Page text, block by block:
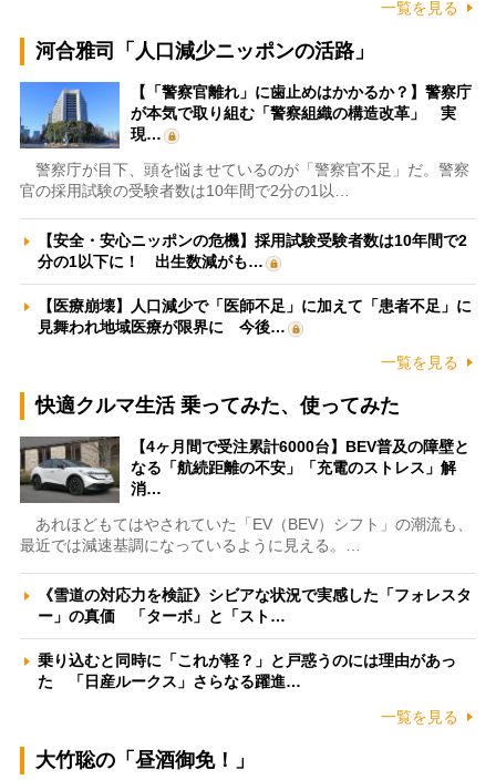
一覧を見る
河合雅司「人口減少ニッポンの活路」
【「警察官離れ」に歯止めはかかるか？】警察庁
が本気で取り組む「警察組織の構造改革」 実
現…
警察庁が目下、頭を悩ませているのが「警察官不足」だ。警察
官の採用試験の受験者数は10年間で2分の1以…
【安全・安心ニッポンの危機】採用試験受験者数は10年間で2
分の1以下に！ 出生数減がも…
【医療崩壊】人口減少で「医師不足」に加えて「患者不足」に
見舞われ地域医療が限界に 今後…
一覧を見る
快適クルマ生活 乗ってみた、使ってみた
【4ヶ月間で受注累計6000台】BEV普及の障壁と
なる「航続距離の不安」「充電のストレス」解
消…
あれほどもてはやされていた「EV（BEV）シフト」の潮流も、
最近では減速基調になっているように見える。…
《雪道の対応力を検証》シビアな状況で実感した「フォレスタ
ー」の真価 「ターボ」と「スト…
乗り込むと同時に「これが軽？」と戸惑うのには理由があっ
た 「日産ルークス」さらなる躍進…
一覧を見る
大竹聡の「昼酒御免！」